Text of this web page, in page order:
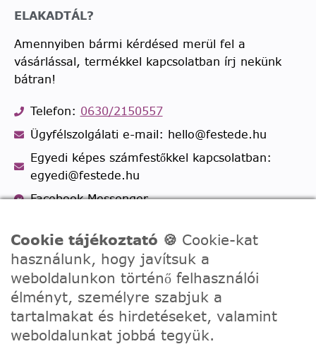
ELAKADTÁL?
Amennyiben bármi kérdésed merül fel a
vásárlással, termékkel kapcsolatban írj nekünk
bátran!
Telefon: 0630/2150557
Ügyfélszolgálati e-mail: hello@festede.hu
Egyedi képes számfestőkkel kapcsolatban:
egyedi@festede.hu
Facebook Messenger
Cookie tájékoztató 🍪 Cookie-kat
használunk, hogy javítsuk a
weboldalunkon történő felhasználói
élményt, személyre szabjuk a
tartalmakat és hirdetéseket, valamint
weboldalunkat jobbá tegyük.